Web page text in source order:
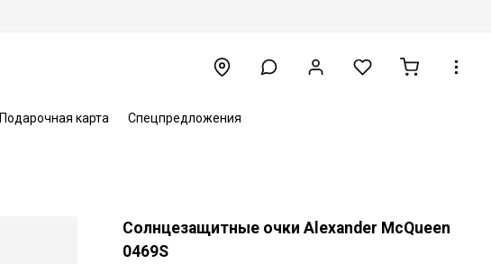
Подарочная карта Спецпредложения
Солнцезащитные очки Alexander McQueen
0469S